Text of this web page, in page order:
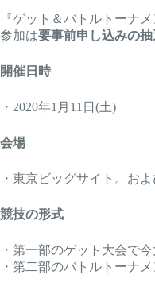
『ゲット＆バトルトーナ
参加は要事前申し込みの抽
開催日時
・2020年1月11日(土)
会場
・東京ビッグサイト。お
競技の形式
・第一部のゲット大会で
・第二部のバトルトーナ